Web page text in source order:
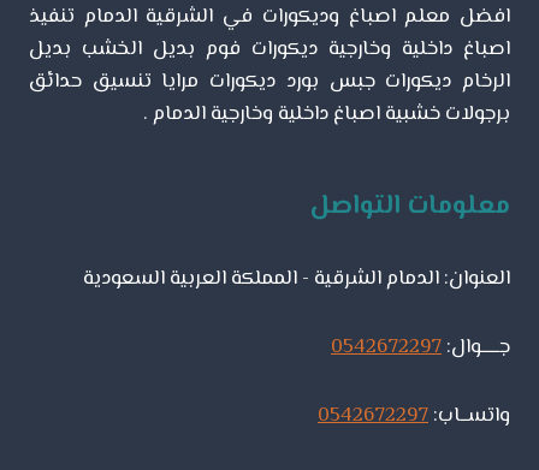
الرخام
الشرقية
افضل معلم اصباغ وديكورات في الشرقية الدمام تنفيذ
اصباغ داخلية وخارجية ديكورات فوم بديل الخشب بديل
الرخام ديكورات جبس بورد ديكورات مرايا تنسيق حدائق
برجولات خشبية اصباغ داخلية وخارجية الدمام .
معلومات التواصل
العنوان: الدمام الشرقية - المملكة العربية السعودية
جـــــوال:0542672297
واتســاب:0542672297